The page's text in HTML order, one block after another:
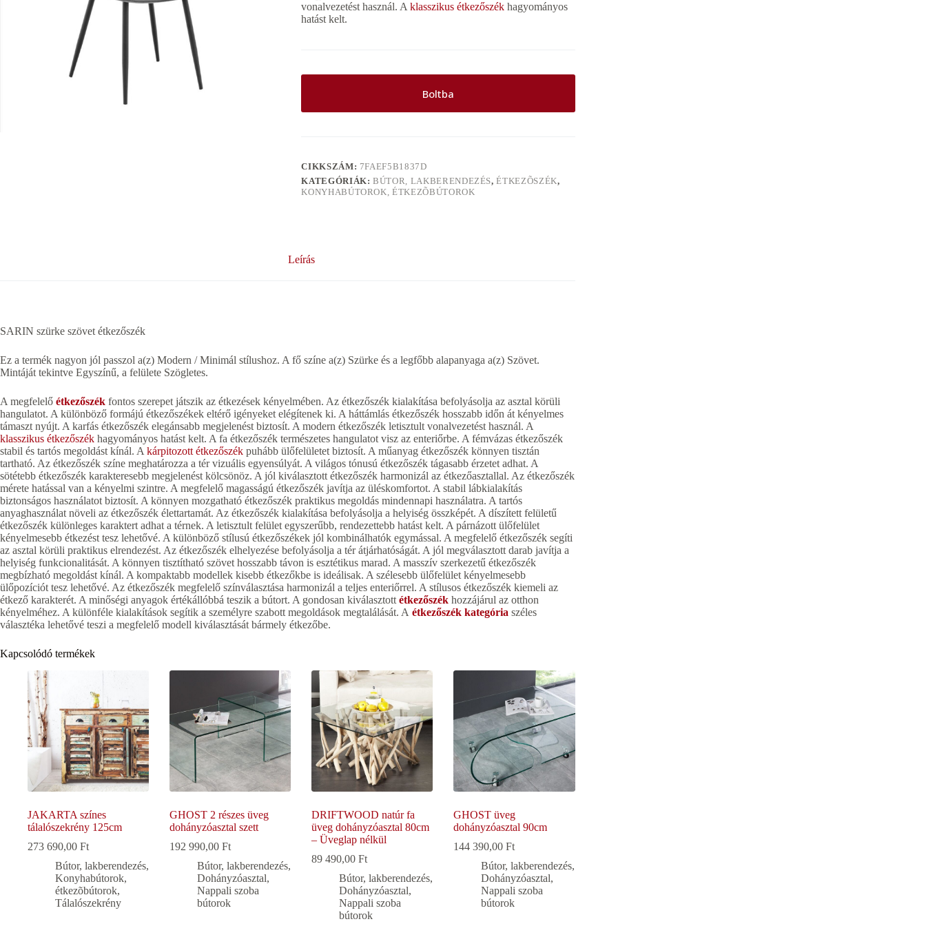
vonalvezetést használ. Aklasszikus étkezőszék hagyományos
hatást kelt.
Boltba
CIKKSZÁM: 7FAEF5B1837D
KATEGÓRIÁK:BÚTOR, LAKBERENDEZÉS,ÉTKEZÕSZÉK,
KONYHABÚTOROK, ÉTKEZÕBÚTOROK
Leírás
SARIN szürke szövet étkezőszék
Ez a termék nagyon jól passzol a(z) Modern / Minimál stílushoz. A fő színe a(z) Szürke és a legfőbb alapanyaga a(z) Szövet.
Mintáját tekintve Egyszínű, a felülete Szögletes.
A megfelelő étkezőszék fontos szerepet játszik az étkezések kényelmében. Az étkezőszék kialakítása befolyásolja az asztal körüli
hangulatot. A különböző formájú étkezőszékek eltérő igényeket elégítenek ki. A háttámlás étkezőszék hosszabb időn át kényelmes
támaszt nyújt. A karfás étkezőszék elegánsabb megjelenést biztosít. A modern étkezőszék letisztult vonalvezetést használ. A
klasszikus étkezőszék hagyományos hatást kelt. A fa étkezőszék természetes hangulatot visz az enteriőrbe. A fémvázas étkezőszék
stabil és tartós megoldást kínál. A kárpitozott étkezőszék puhább ülőfelületet biztosít. A műanyag étkezőszék könnyen tisztán
tartható. Az étkezőszék színe meghatározza a tér vizuális egyensúlyát. A világos tónusú étkezőszék tágasabb érzetet adhat. A
sötétebb étkezőszék karakteresebb megjelenést kölcsönöz. A jól kiválasztott étkezőszék harmonizál az étkezőasztallal. Az étkezőszék
mérete hatással van a kényelmi szintre. A megfelelő magasságú étkezőszék javítja az üléskomfortot. A stabil lábkialakítás
biztonságos használatot biztosít. A könnyen mozgatható étkezőszék praktikus megoldás mindennapi használatra. A tartós
anyaghasználat növeli az étkezőszék élettartamát. Az étkezőszék kialakítása befolyásolja a helyiség összképét. A díszített felületű
étkezőszék különleges karaktert adhat a térnek. A letisztult felület egyszerűbb, rendezettebb hatást kelt. A párnázott ülőfelület
kényelmesebb étkezést tesz lehetővé. A különböző stílusú étkezőszékek jól kombinálhatók egymással. A megfelelő étkezőszék segíti
az asztal körüli praktikus elrendezést. Az étkezőszék elhelyezése befolyásolja a tér átjárhatóságát. A jól megválasztott darab javítja a
helyiség funkcionalitását. A könnyen tisztítható szövet hosszabb távon is esztétikus marad. A masszív szerkezetű étkezőszék
megbízható megoldást kínál. A kompaktabb modellek kisebb étkezőkbe is ideálisak. A szélesebb ülőfelület kényelmesebb
ülőpozíciót tesz lehetővé. Az étkezőszék megfelelő színválasztása harmonizál a teljes enteriőrrel. A stílusos étkezőszék kiemeli az
étkező karakterét. A minőségi anyagok értékállóbbá teszik a bútort. A gondosan kiválasztott étkezőszék hozzájárul az otthon
kényelméhez. A különféle kialakítások segítik a személyre szabott megoldások megtalálását. A étkezőszék kategória széles
választéka lehetővé teszi a megfelelő modell kiválasztását bármely étkezőbe.
Kapcsolódó termékek
JAKARTA színes
tálalószekrény 125cm
273 690,00 Ft
Bútor, lakberendezés,
Konyhabútorok,
étkezõbútorok,
Tálalószekrény
GHOST 2 részes üveg
dohányzóasztal szett
192 990,00Ft
Bútor, lakberendezés,
Dohányzóasztal,
Nappali szoba
bútorok
DRIFTWOOD natúr fa
üveg dohányzóasztal 80cm
– Üveglap nélkül
89 490,00Ft
Bútor, lakberendezés,
Dohányzóasztal,
Nappali szoba
bútorok
GHOST üveg
dohányzóasztal 90cm
144 390,00Ft
Bútor, lakberendezés,
Dohányzóasztal,
Nappali szoba
bútorok